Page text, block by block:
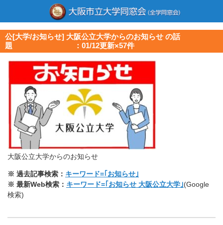
公[大学/お知らせ] 大阪公立大学からのお知らせ の話
題 ：01/12更新×57件
大阪公立大学からのお知らせ
※ 過去記事検索： キーワード=｢お知らせ｣
※ 最新Web検索： キーワード=｢お知らせ 大阪公立大学｣(Google
検索)